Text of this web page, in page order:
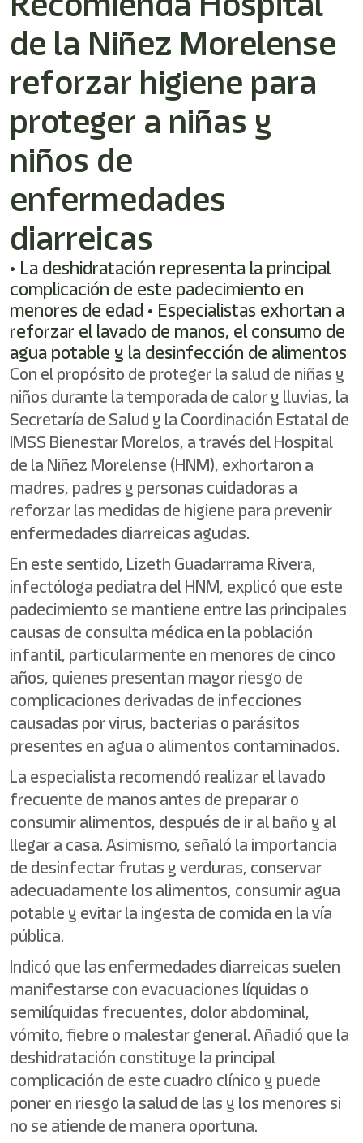
Este
acceso
directo
lector
de
pantalla
ayudarle
navegar
interactuar
con
contenido.
de la Niñez Morelense
reforzar higiene para
proteger a niñas y
niños de
enfermedades
diarreicas
• La deshidratación representa la principal
complicación de este padecimiento en
menores de edad • Especialistas exhortan a
reforzar el lavado de manos, el consumo de
agua potable y la desinfección de alimentos
Con el propósito de proteger la salud de niñas y
niños durante la temporada de calor y lluvias, la
Secretaría de Salud y la Coordinación Estatal de
IMSS Bienestar Morelos, a través del Hospital
de la Niñez Morelense (HNM), exhortaron a
madres, padres y personas cuidadoras a
reforzar las medidas de higiene para prevenir
enfermedades diarreicas agudas.
En este sentido, Lizeth Guadarrama Rivera,
infectóloga pediatra del HNM, explicó que este
padecimiento se mantiene entre las principales
causas de consulta médica en la población
infantil, particularmente en menores de cinco
años, quienes presentan mayor riesgo de
complicaciones derivadas de infecciones
causadas por virus, bacterias o parásitos
presentes en agua o alimentos contaminados.
La especialista recomendó realizar el lavado
frecuente de manos antes de preparar o
consumir alimentos, después de ir al baño y al
llegar a casa. Asimismo, señaló la importancia
de desinfectar frutas y verduras, conservar
adecuadamente los alimentos, consumir agua
potable y evitar la ingesta de comida en la vía
pública.
Indicó que las enfermedades diarreicas suelen
manifestarse con evacuaciones líquidas o
semilíquidas frecuentes, dolor abdominal,
vómito, fiebre o malestar general. Añadió que la
deshidratación constituye la principal
complicación de este cuadro clínico y puede
poner en riesgo la salud de las y los menores si
no se atiende de manera oportuna.